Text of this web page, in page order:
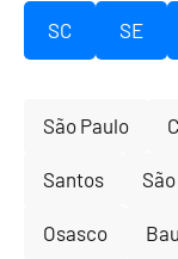
SC SE
São Paulo
Santos
Osasco